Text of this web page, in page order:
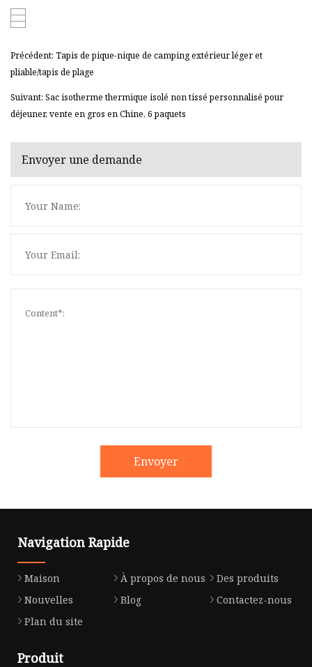
Précédent: Tapis de pique-nique de camping extérieur léger et
pliable/tapis de plage
Suivant: Sac isotherme thermique isolé non tissé personnalisé pour
déjeuner, vente en gros en Chine, 6 paquets
Envoyer une demande
Envoyer
Navigation Rapide
Maison À propos de nous
Des produits
Nouvelles
Blog
Contactez-nous
Plan du site
Produit